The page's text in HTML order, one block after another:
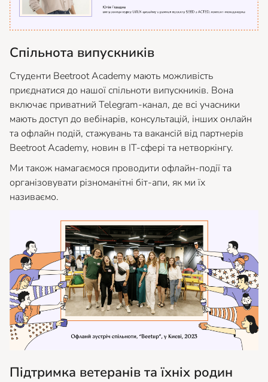
Спільнота випускників
Студенти Beetroot Academy мають можливість
приєднатися до нашої спільноти випускників. Вона
включає приватний Telegram-канал, де всі учасники
мають доступ до вебінарів, консультацій, інших онлайн
та офлайн подій, стажувань та вакансій від партнерів
Beetroot Academy, новин в ІТ-сфері та нетворкінгу.
Ми також намагаємося проводити офлайн-події та
організовувати різноманітні біт-апи, як ми їх
називаємо.
Підтримка ветеранів та їхніх родин